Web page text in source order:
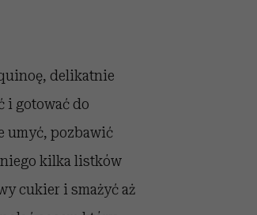
delikatnie
i gotować do
umyć, pozbawić
kilka listków
cukier i smażyć aż